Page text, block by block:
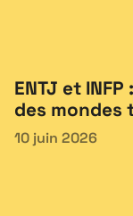
ENTJ et
des mondes
10 juin 2026